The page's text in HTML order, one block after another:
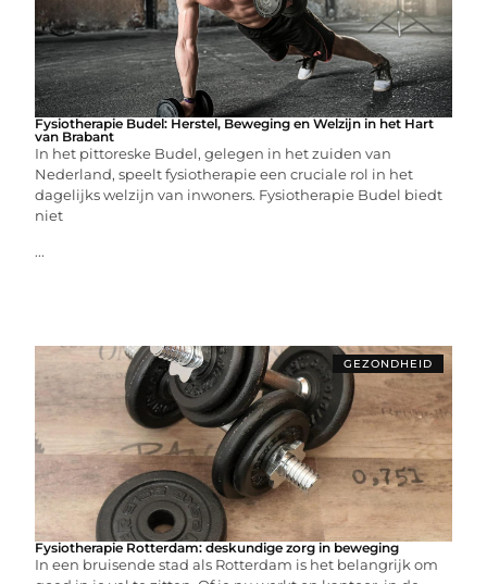
Fysiotherapie Budel: Herstel, Beweging en Welzijn in het Hart
van Brabant
In het pittoreske Budel, gelegen in het zuiden van
Nederland, speelt fysiotherapie een cruciale rol in het
dagelijks welzijn van inwoners. Fysiotherapie Budel biedt
niet
...
GEZONDHEID
Fysiotherapie Rotterdam: deskundige zorg in beweging
In een bruisende stad als Rotterdam is het belangrijk om